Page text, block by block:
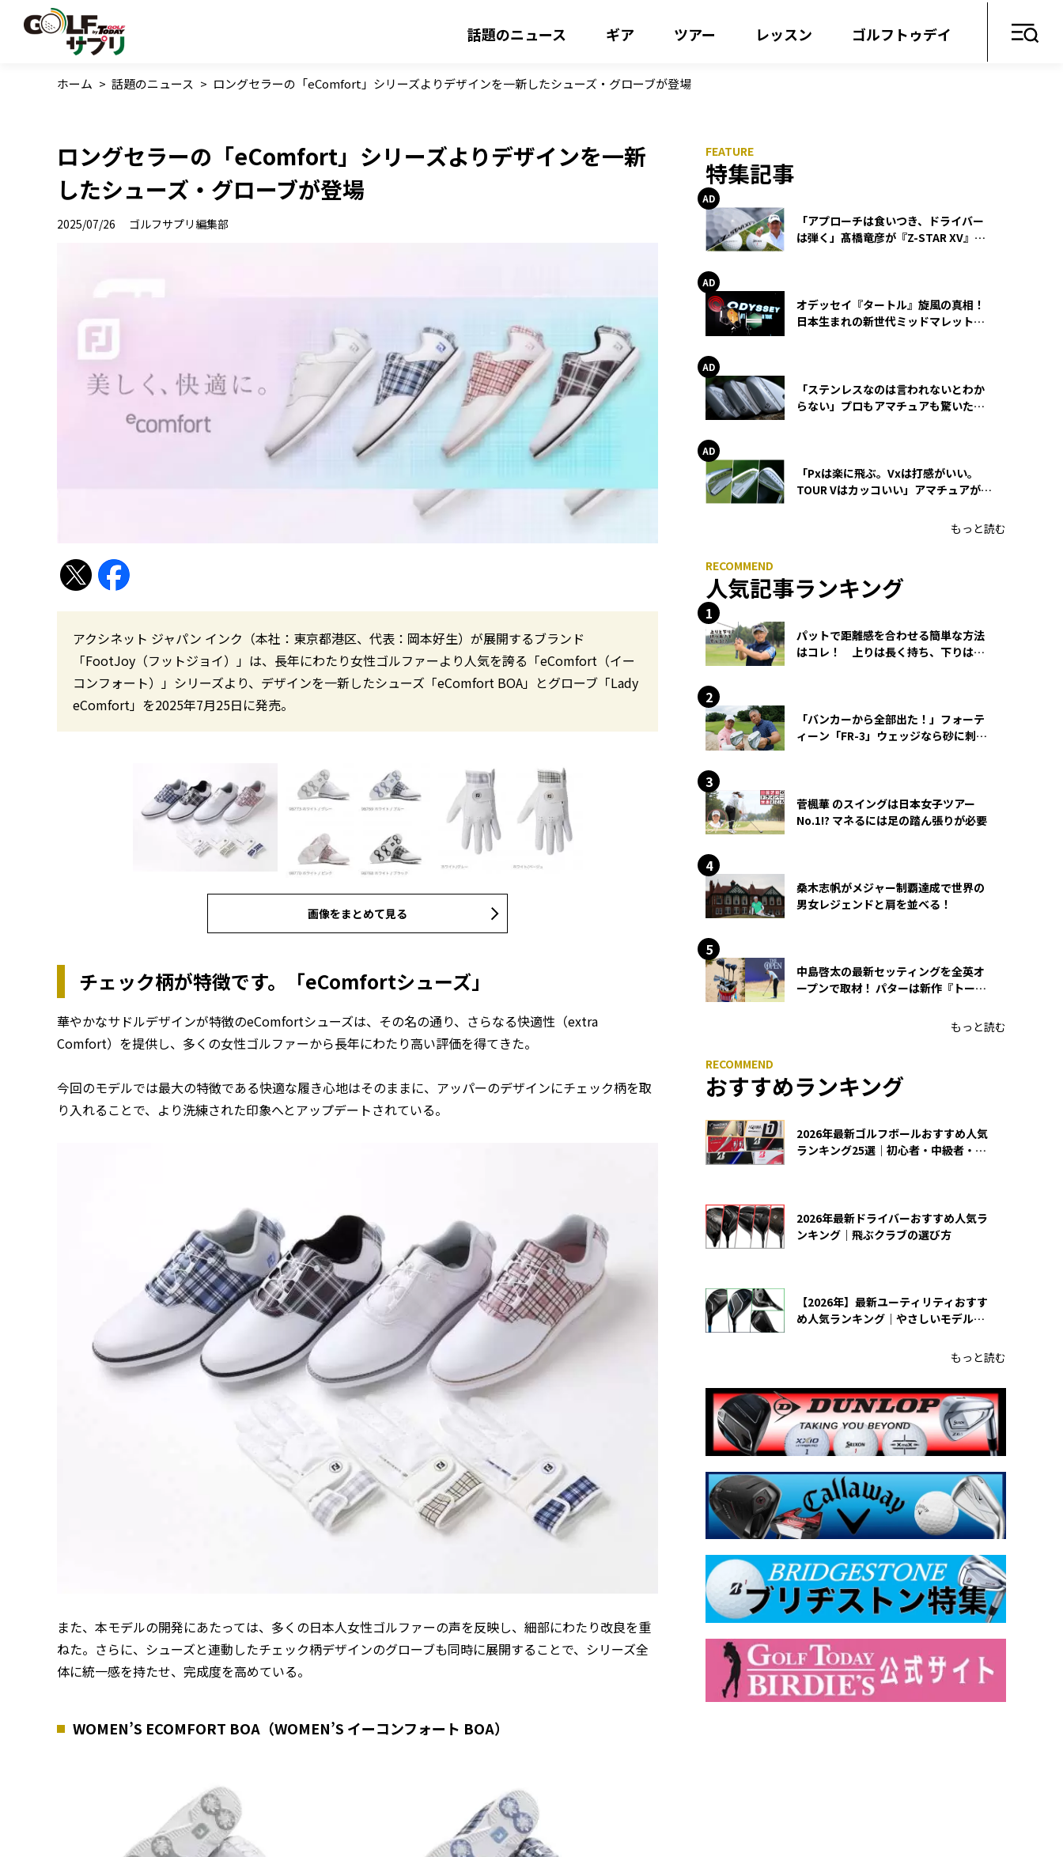
話題のニュース ギア ツアー レッスン ゴルフトゥデイ
ホーム > 話題のニュース > ロングセラーの「eComfort」シリーズよりデザインを一新したシューズ・グローブが登場
ロングセラーの「eComfort」シリーズよりデザインを一新
したシューズ・グローブが登場
2025/07/26 ゴルフサプリ編集部
アクシネット ジャパン インク（本社：東京都港区、代表：岡本好生）が展開するブランド
「FootJoy（フットジョイ）」は、長年にわたり女性ゴルファーより人気を誇る「eComfort（イー
コンフォート）」シリーズより、デザインを一新したシューズ「eComfort BOA」とグローブ「Lady
eComfort」を2025年7月25日に発売。
画像をまとめて見る
チェック柄が特徴です。「eComfortシューズ」
華やかなサドルデザインが特徴のeComfortシューズは、その名の通り、さらなる快適性（extra
Comfort）を提供し、多くの女性ゴルファーから長年にわたり高い評価を得てきた。
今回のモデルでは最大の特徴である快適な履き心地はそのままに、アッパーのデザインにチェック柄を取
り入れることで、より洗練された印象へとアップデートされている。
また、本モデルの開発にあたっては、多くの日本人女性ゴルファーの声を反映し、細部にわたり改良を重
ねた。さらに、シューズと連動したチェック柄デザインのグローブも同時に展開することで、シリーズ全
体に統一感を持たせ、完成度を高めている。
WOMEN’S ECOMFORT BOA（WOMEN’S イーコンフォート BOA）
特集記事
「アプローチは食いつき、ドライバー
は弾く」髙橋竜彦が『Z-STAR XV』を
オデッセイ『タートル』旋風の真相！
日本生まれの新世代ミッドマレットが
「ステンレスなのは言われないとわか
らない」プロもアマチュアも驚いた
「Pxは楽に飛ぶ。Vxは打感がいい。
TOUR Vはカッコいい」アマチュアが選
もっと読む
人気記事ランキング
パットで距離感を合わせる簡単な方法
はコレ！ 上りは長く持ち、下りは短
「バンカーから全部出た！」フォーテ
ィーン「FR-3」ウェッジなら砂に刺さ
菅楓華 のスイングは日本女子ツアー
No.1!? マネるには足の踏ん張りが必要
桑木志帆がメジャー制覇達成で世界の
男女レジェンドと肩を並べる！
中島啓太の最新セッティングを全英オ
ープンで取材！ パターは新作『トーチ
もっと読む
おすすめランキング
2026年最新ゴルフボールおすすめ人気
ランキング25選｜初心者・中級者・上
2026年最新ドライバーおすすめ人気ラ
ンキング｜飛ぶクラブの選び方
【2026年】最新ユーティリティおすす
め人気ランキング｜やさしいモデルの
もっと読む